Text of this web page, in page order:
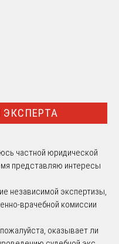
ЭКСПЕРТА
частной юридической
представляю интересы
независимой экспертизы,
врачебной комиссии
оказывает ли